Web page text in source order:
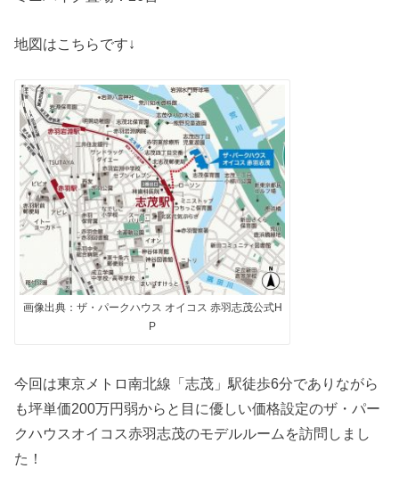
地図はこちらです↓
画像出典：ザ・パークハウス オイコス 赤羽志茂公式H
P
今回は東京メトロ南北線「志茂」駅徒歩6分でありながら
も坪単価200万円弱からと目に優しい価格設定のザ・パー
クハウスオイコス赤羽志茂のモデルルームを訪問しまし
た！